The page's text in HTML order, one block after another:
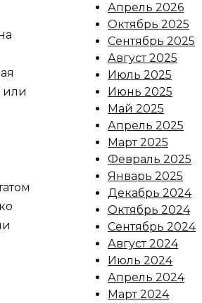
или
Апрель 2026
Октябрь 2025
Сентябрь 2025
Август 2025
Июль 2025
Июнь 2025
Май 2025
Апрель 2025
Март 2025
Февраль 2025
Январь 2025
Декабрь 2024
Октябрь 2024
Сентябрь 2024
Август 2024
Июль 2024
Апрель 2024
Март 2024